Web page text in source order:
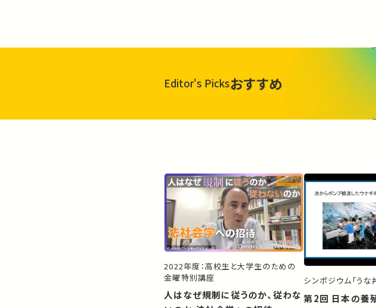
Editor's Picksおすすめ
2022年度：高校生と大学生のための
金曜特別講座
人はなぜ規制に従うのか、従わな
シンポジウム「うな
第2回 日本